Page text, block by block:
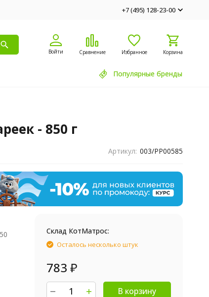
+7 (495) 128-23-00
Войти Сравнение Избранное Корзина
Популярные бренды
- 850 г
Артикул: 003/PP00585
Склад КотМатрос:
Осталось несколько штук
783 ₽
В корзину